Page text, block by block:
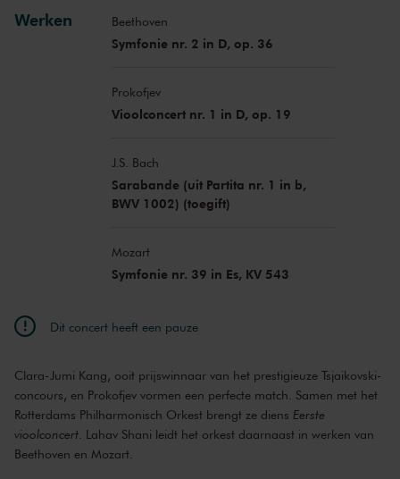
Werken Beethoven
Symfonie nr. 2 in D, op. 36
Prokofjev
Vioolconcert nr. 1 in D, op. 19
J.S. Bach
Sarabande (uit Partita nr. 1 in b,
BWV 1002) (toegift)
Mozart
Symfonie nr. 39 in Es, KV 543
Dit concert heeft een pauze
Clara-Jumi Kang, ooit prijswinnaar van het prestigieuze Tsjaikovski-
concours, en Prokofjev vormen een perfecte match. Samen met het
Rotterdams Philharmonisch Orkest brengt ze diens Eerste
vioolconcert . Lahav Shani leidt het orkest daarnaast in werken van
Beethoven en Mozart.